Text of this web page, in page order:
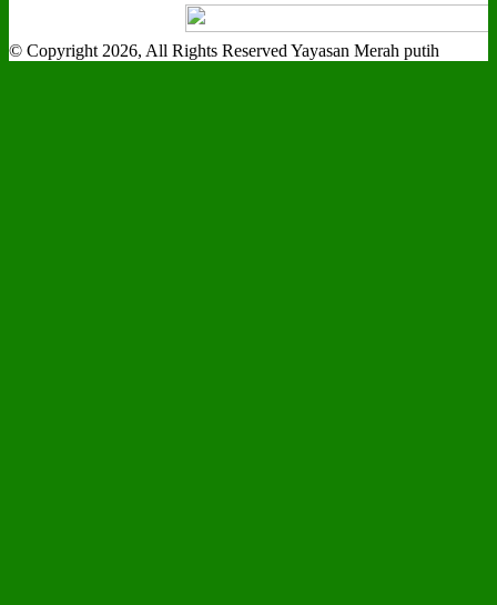
© Copyright 2026, All Rights Reserved Yayasan Merah putih